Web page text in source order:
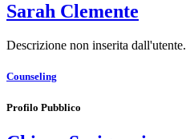
Sarah Clemente
Descrizione non inserita dall'utente.
Counseling
Profilo Pubblico